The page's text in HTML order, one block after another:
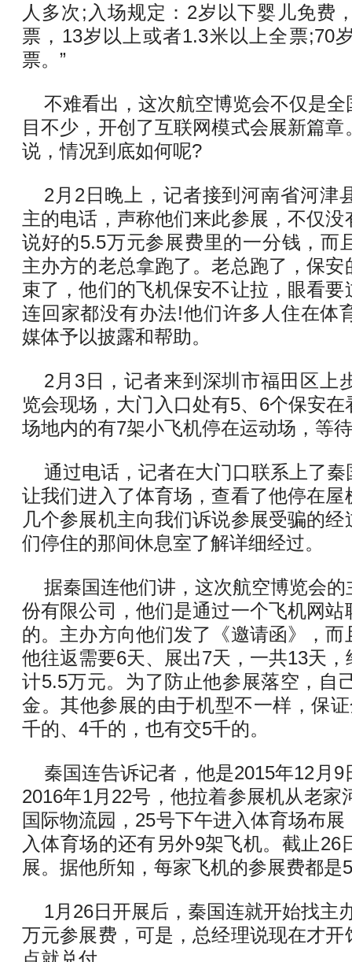
人多次;入场规定：2岁以下婴儿免费
票，13岁以上或者1.3米以上全票;70
票。”
不难看出，这次航空博览会不仅是
目不少，开创了互联网模式会展新篇
说，情况到底如何呢?
2月2日晚上，记者接到河南省河津
主的电话，声称他们来此参展，不仅
说好的5.5万元参展费里的一分钱，而
主办方的老总拿跑了。老总跑了，保
束了，他们的飞机保安不让拉，眼看
连回家都没有办法!他们许多人住在体
媒体予以披露和帮助。
2月3日，记者来到深圳市福田区上
览会现场，大门入口处有5、6个保安
场地内的有7架小飞机停在运动场，等
通过电话，记者在大门口联系上了
让我们进入了体育场，查看了他停在
几个参展机主向我们诉说参展受骗的
们停住的那间休息室了解详细经过。
据秦国连他们讲，这次航空博览会
份有限公司，他们是通过一个飞机网
的。主办方向他们发了《邀请函》，
他往返需要6天、展出7天，一共13天
计5.5万元。为了防止他参展落空，自
金。其他参展的由于机型不一样，保
千的、4千的，也有交5千的。
秦国连告诉记者，他是2015年12月
2016年1月22号，他拉着参展机从老家
国际物流园，25号下午进入体育场布
入体育场的还有另外9架飞机。截止26
展。据他所知，每家飞机的参展费都是
1月26日开展后，秦国连就开始找主
万元参展费，可是，总经理说现在才